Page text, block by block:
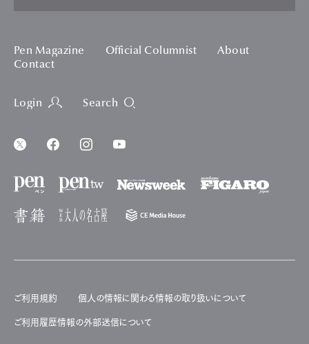
Pen Magazine Official Columnist
About
Contact
Login Search
ご利用規約 個人の情報に関わる情報の取り扱いについて
ご利用履歴情報の外部送信について